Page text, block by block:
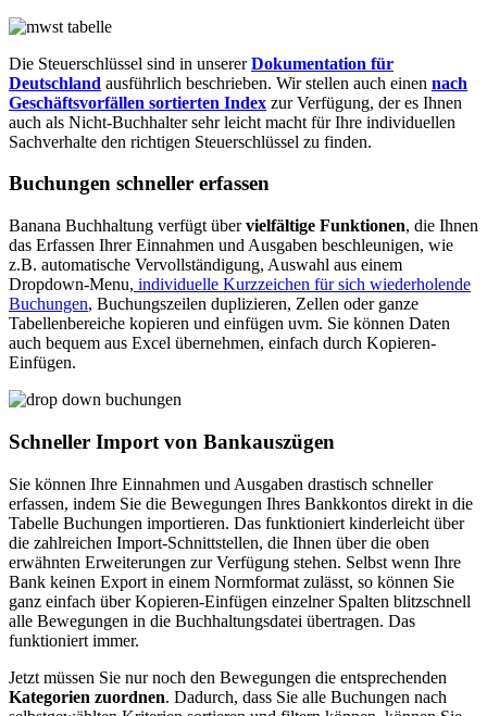
Die Steuerschlüssel sind in unsererDokumentation für
Deutschland ausführlich beschrieben. Wir stellen auch einen nach
Geschäftsvorfällen sortierten Index zur Verfügung, der es Ihnen
auch als Nicht-Buchhalter sehr leicht macht für Ihre individuellen
Sachverhalte den richtigen Steuerschlüssel zu finden.
Buchungen schneller erfassen
Banana Buchhaltung verfügt übervielfältige Funktionen, die Ihnen
das Erfassen Ihrer Einnahmen und Ausgaben beschleunigen, wie
z.B. automatische Vervollständigung, Auswahl aus einem
Dropdown-Menu, individuelle Kurzzeichen für sich wiederholende
Buchungen, Buchungszeilen duplizieren, Zellen oder ganze
Tabellenbereiche kopieren und einfügen uvm. Sie können Daten
auch bequem aus Excel übernehmen, einfach durch Kopieren-
Einfügen.
Schneller Import von Bankauszügen
Sie können Ihre Einnahmen und Ausgaben drastisch schneller
erfassen, indem Sie die Bewegungen Ihres Bankkontos direkt in die
Tabelle Buchungen importieren. Das funktioniert kinderleicht über
die zahlreichen Import-Schnittstellen, die Ihnen über die oben
erwähnten Erweiterungen zur Verfügung stehen. Selbst wenn Ihre
Bank keinen Export in einem Normformat zulässt, so können Sie
ganz einfach über Kopieren-Einfügen einzelner Spalten blitzschnell
alle Bewegungen in die Buchhaltungsdatei übertragen. Das
funktioniert immer.
Jetzt müssen Sie nur noch den Bewegungen die entsprechenden
Kategorien zuordnen. Dadurch, dass Sie alle Buchungen nach